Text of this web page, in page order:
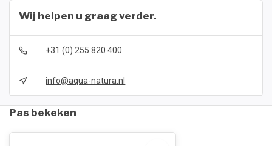
Wij helpen u graag verder.
+31 (0) 255 820 400
info@aqua-natura.nl
Pas bekeken